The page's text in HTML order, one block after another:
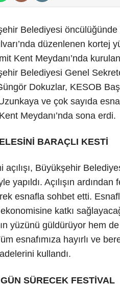
Belediyesi
düzenlenen kortej
Kent Meydanı’nda
Belediyesi Genel
Dokuzlar, KESOB
ve çok sayıda
Meydanı’nda sona erdi.
BARAÇLI KESTİ
açılışı, Büyükşehir
yapıldı. Açılışın
esnafla sohbet etti.
katkı
yüzünü güldürüyor hem
esnafımıza hayırlı ve
kullandı.
SÜRECEK FESTİVAL